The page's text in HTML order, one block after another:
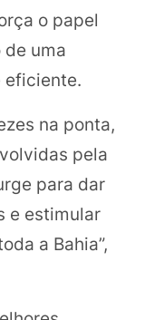
o papel
uma
eficiente.
na ponta,
pela
para dar
e estimular
a Bahia”,